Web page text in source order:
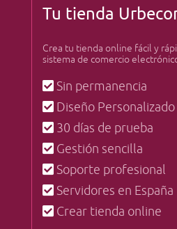
Tu tienda
Crea tu tienda online fácil y
sistema de comercio
Sin permanencia
Diseño Personalizado
30 días de prueba
Gestión sencilla
Soporte profesional
Servidores en España
Crear tienda online